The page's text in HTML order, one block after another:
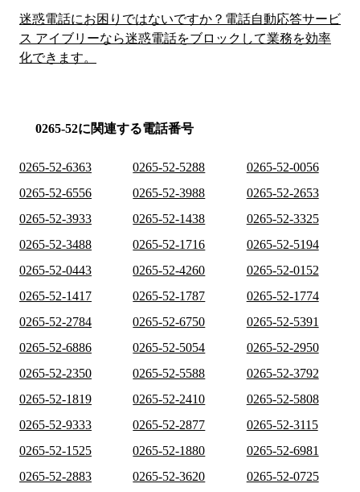
迷惑電話にお困りではないですか？電話自動応答サービ
ス アイブリーなら迷惑電話をブロックして業務を効率
化できます。
0265-52に関連する電話番号
0265-52-6363 0265-52-5288
0265-52-0056
0265-52-6556
0265-52-3988
0265-52-2653
0265-52-3933
0265-52-1438
0265-52-3325
0265-52-3488
0265-52-1716
0265-52-5194
0265-52-0443
0265-52-4260
0265-52-0152
0265-52-1417
0265-52-1787
0265-52-1774
0265-52-2784
0265-52-6750
0265-52-5391
0265-52-6886
0265-52-5054
0265-52-2950
0265-52-2350
0265-52-5588
0265-52-3792
0265-52-1819
0265-52-2410
0265-52-5808
0265-52-9333
0265-52-2877
0265-52-3115
0265-52-1525
0265-52-1880
0265-52-6981
0265-52-2883
0265-52-3620
0265-52-0725